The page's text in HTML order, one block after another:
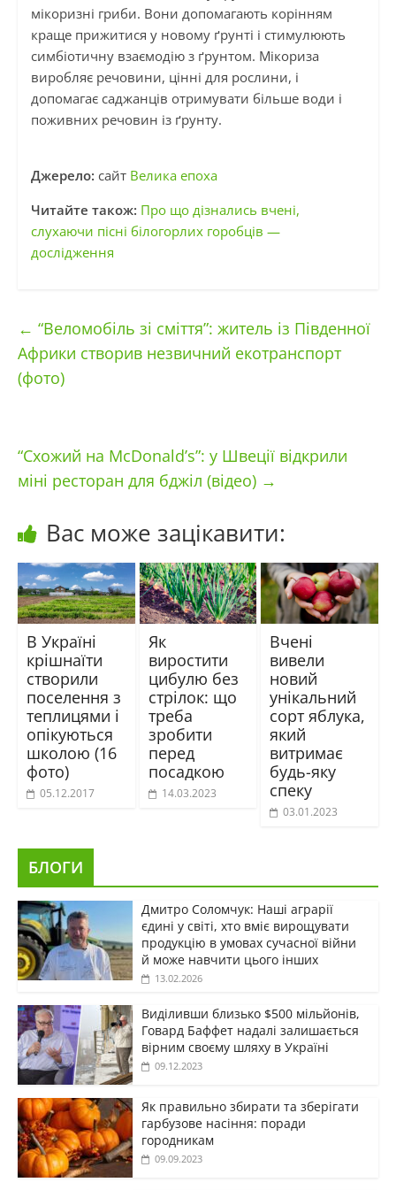
мікоризні гриби. Вони допомагають корінням
краще прижитися у новому ґрунті і стимулюють
симбіотичну взаємодію з ґрунтом. Мікориза
виробляє речовини, цінні для рослини, і
допомагає саджанців отримувати більше води і
поживних речовин із ґрунту.
Джерело: сайт Велика епоха
Читайте також: Про що дізнались вчені,
слухаючи пісні білогорлих горобців —
дослідження
← “Веломобіль зі сміття”: житель із Південної
Африки створив незвичний екотранспорт
(фото)
“Схожий на McDonald’s”: у Швеції відкрили
міні ресторан для бджіл (відео) →
Вас може зацікавити:
В Україні
крішнаїти
створили
поселення з
теплицями і
опікуються
школою (16
фото)
05.12.2017
Як
виростити
цибулю без
стрілок: що
треба
зробити
перед
посадкою
14.03.2023
Вчені
вивели
новий
унікальний
сорт яблука,
який
витримає
будь-яку
спеку
03.01.2023
БЛОГИ
Дмитро Соломчук: Наші аграрії
єдині у світі, хто вміє вирощувати
продукцію в умовах сучасної війни
й може навчити цього інших
13.02.2026
Виділивши близько $500 мільйонів,
Говард Баффет надалі залишається
вірним своєму шляху в Україні
09.12.2023
Як правильно збирати та зберігати
гарбузове насіння: поради
городникам
09.09.2023